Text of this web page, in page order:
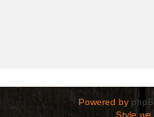
Powered by